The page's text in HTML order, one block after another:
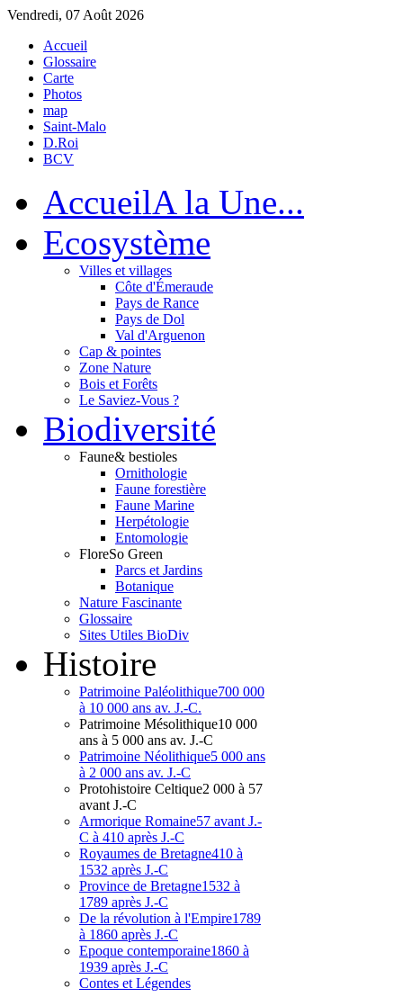
Vendredi, 07 Août 2026
Accueil
Glossaire
Carte
Photos
map
Saint-Malo
D.Roi
BCV
AccueilA la Une...
Ecosystème
Villes et villages
Côte d'Émeraude
Pays de Rance
Pays de Dol
Val d'Arguenon
Cap & pointes
Zone Nature
Bois et Forêts
Le Saviez-Vous ?
Biodiversité
Faune& bestioles
Ornithologie
Faune forestière
Faune Marine
Herpétologie
Entomologie
FloreSo Green
Parcs et Jardins
Botanique
Nature Fascinante
Glossaire
Sites Utiles BioDiv
Histoire
Patrimoine Paléolithique700 000
à 10 000 ans av. J.-C.
Patrimoine Mésolithique10 000
ans à 5 000 ans av. J.-C
Patrimoine Néolithique5 000 ans
à 2 000 ans av. J.-C
Protohistoire Celtique2 000 à 57
avant J.-C
Armorique Romaine57 avant J.-
C à 410 après J.-C
Royaumes de Bretagne410 à
1532 après J.-C
Province de Bretagne1532 à
1789 après J.-C
De la révolution à l'Empire1789
à 1860 après J.-C
Epoque contemporaine1860 à
1939 après J.-C
Contes et Légendes